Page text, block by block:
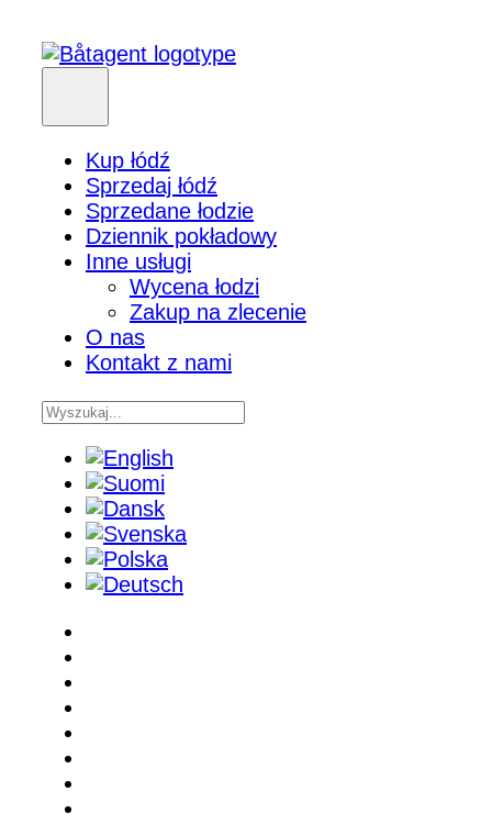
Kup łódź
Sprzedaj łódź
Sprzedane łodzie
Dziennik pokładowy
Inne usługi
Wycena łodzi
Zakup na zlecenie
O nas
Kontakt z nami